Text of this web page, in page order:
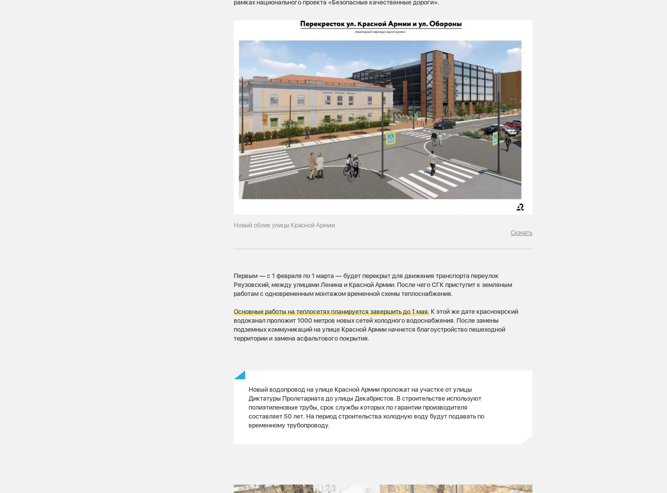
рамках национального проекта «Безопасные качественные дороги».
Новый облик улицы Красной Армии
Скачать
Первым — с 1 февраля по 1 марта — будет перекрыт для движения транспорта переулок
Ряузовский, между улицами Ленина и Красной Армии. После чего СГК приступит к земляным
работам с одновременным монтажом временной схемы теплоснабжения.
Основные работы на теплосетях планируется завершить до 1 мая. К этой же дате красноярский
водоканал проложит 1000 метров новых сетей холодного водоснабжения. После замены
подземных коммуникаций на улице Красной Армии начнется благоустройство пешеходной
территории и замена асфальтового покрытия.
Новый водопровод на улице Красной Армии проложат на участке от улицы
Диктатуры Пролетариата до улицы Декабристов. В строительстве используют
полиэтиленовые трубы, срок службы которых по гарантии производителя
составляет 50 лет. На период строительства холодную воду будут подавать по
временному трубопроводу.